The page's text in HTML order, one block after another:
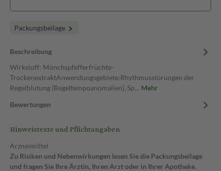
Packungsbeilage
Beschreibung
Wirkstoff: Mönchspfefferfrüchte-
TrockenextraktAnwendungsgebiete:Rhythmusstörungen der
Regelblutung (Regeltempoanomalien), Sp… Mehr
Bewertungen
Hinweistexte und Pflichtangaben
Arzneimittel
Zu Risiken und Nebenwirkungen lesen Sie die Packungsbeilage
und fragen Sie Ihre Ärztin, Ihren Arzt oder in Ihrer Apotheke.